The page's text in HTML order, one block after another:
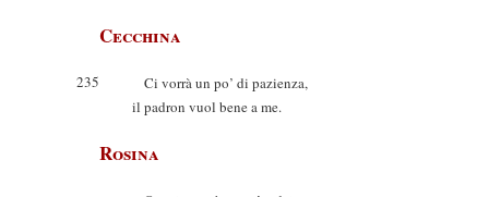
Cecchina
235
Ci vorrà un po’ di pazienza,
il padron vuol bene a me.
Rosina